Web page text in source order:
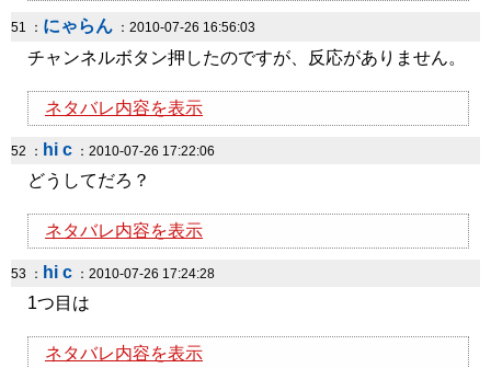
51 ： にゃらん ：2010-07-26 16:56:03
チャンネルボタン押したのですが、反応がありません。
ネタバレ内容を表示
52 ： hi c ：2010-07-26 17:22:06
どうしてだろ？
ネタバレ内容を表示
53 ： hi c ：2010-07-26 17:24:28
1つ目は
ネタバレ内容を表示